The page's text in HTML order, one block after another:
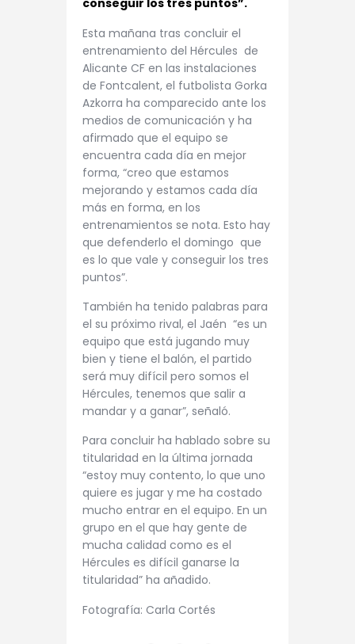
conseguir los tres puntos”.
Esta mañana tras concluir el
entrenamiento del Hércules de
Alicante CF en las instalaciones
de Fontcalent, el futbolista Gorka
Azkorra ha comparecido ante los
medios de comunicación y ha
afirmado que el equipo se
encuentra cada día en mejor
forma, “creo que estamos
mejorando y estamos cada día
más en forma, en los
entrenamientos se nota. Esto hay
que defenderlo el domingo que
es lo que vale y conseguir los tres
puntos”.
También ha tenido palabras para
el su próximo rival, el Jaén “es un
equipo que está jugando muy
bien y tiene el balón, el partido
será muy difícil pero somos el
Hércules, tenemos que salir a
mandar y a ganar”, señaló.
Para concluir ha hablado sobre su
titularidad en la última jornada
“estoy muy contento, lo que uno
quiere es jugar y me ha costado
mucho entrar en el equipo. En un
grupo en el que hay gente de
mucha calidad como es el
Hércules es difícil ganarse la
titularidad” ha añadido.
Fotografía: Carla Cortés